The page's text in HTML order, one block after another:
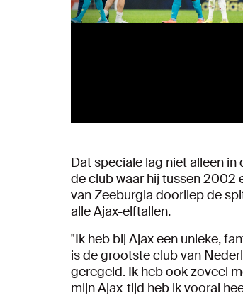
Dat speciale lag niet alleen
de club waar hij tussen 2002
van Zeeburgia doorliep de
alle Ajax-elftallen.
"Ik heb bij Ajax een unieke,
is de grootste club van
geregeld. Ik heb ook zoveel
mijn Ajax-tijd heb ik vooral